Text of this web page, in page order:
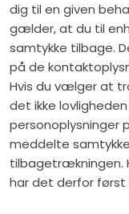
dig til en given
gælder, at du til
samtykke tilbage.
på de
Hvis du vælger at
det ikke
personoplysninger
meddelte
tilbagetrækningen.
har det derfor først